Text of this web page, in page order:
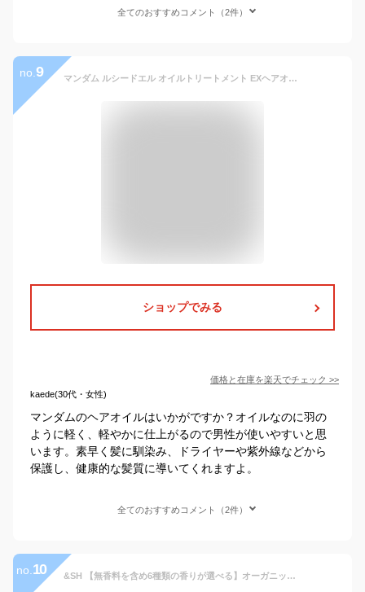
全てのおすすめコメント（2件）
no. 9 マンダム ルシードエル オイルトリートメント EXヘアオイルスムース 60ml
ショップでみる
価格と在庫を楽天でチェック >>
kaede(30代・女性)
マンダムのヘアオイルはいかがですか？オイルなのに羽の
ように軽く、軽やかに仕上がるので男性が使いやすいと思
います。素早く髪に馴染み、ドライヤーや紫外線などから
保護し、健康的な髪質に導いてくれますよ。
全てのおすすめコメント（2件）
no. 10 &SH 【無香料を含め6種類の香りが選べる】オーガニック認証 USDA アルガンオイル 100% オーガニック 50ml ( 未精製 ) キャリアオイル [ フェイスオイル ヘアオイル 無添加 植物性 年齢肌 保湿 フェイス ] +lt3+